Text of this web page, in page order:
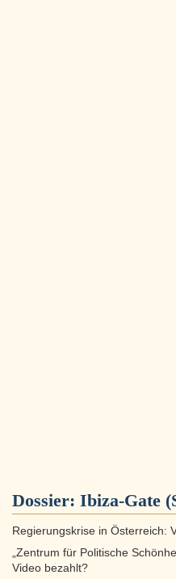
Dossier: Ibiza-Gate
Regierungskrise in Österreich:
„Zentrum für Politische
Video bezahlt?